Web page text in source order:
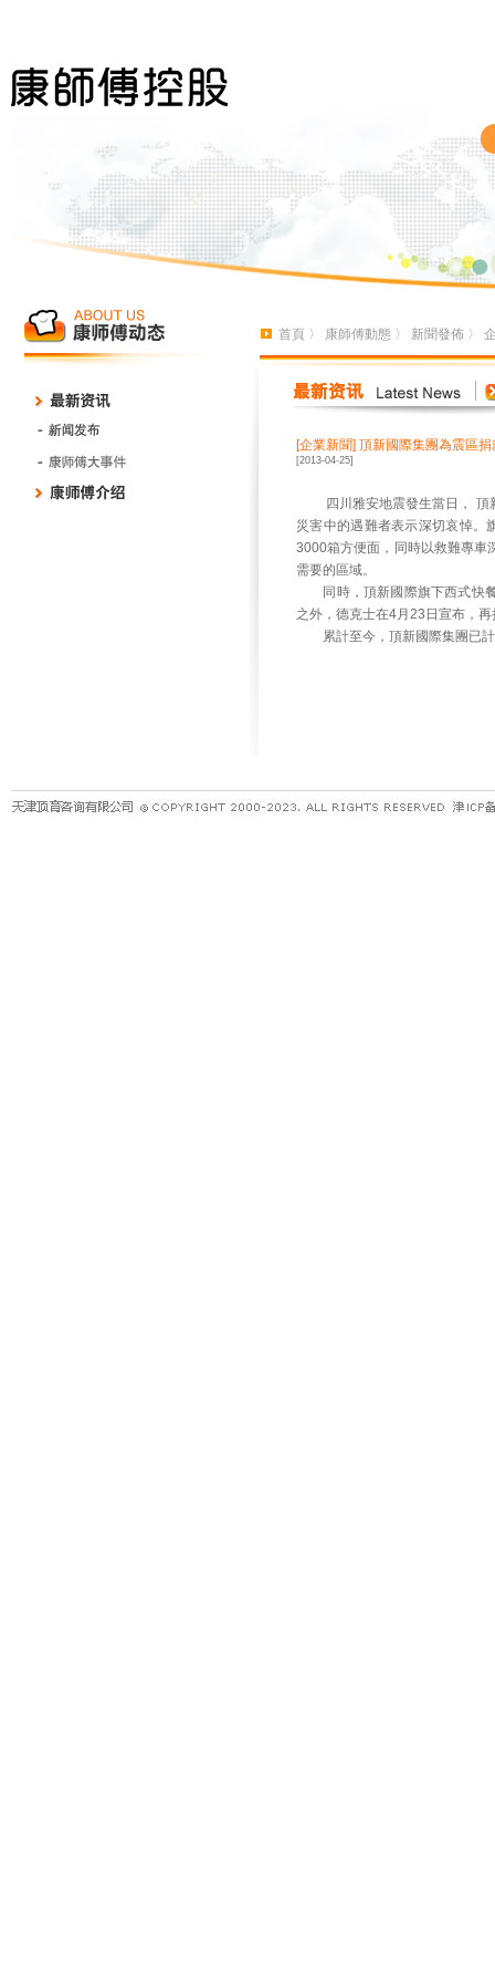
首頁 〉 康師傅動態 〉 新聞發佈 〉
[企業新聞] 頂新國際集團為震區捐
[2013-04-25]
四川雅安地震發生當日， 頂新
災害中的遇難者表示深切哀悼。
3000箱方便面，同時以救難專車
需要的區域。
同時，頂新國際旗下西式快餐
之外，德克士在4月23日宣布，
累計至今，頂新國際集團已計